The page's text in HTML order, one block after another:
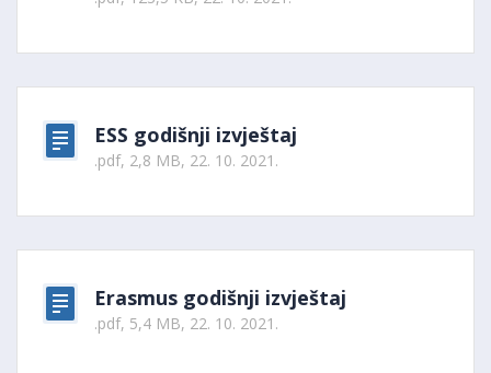
ESS godišnji izvještaj
.pdf, 2,8 MB, 22. 10. 2021.
Erasmus godišnji izvještaj
.pdf, 5,4 MB, 22. 10. 2021.